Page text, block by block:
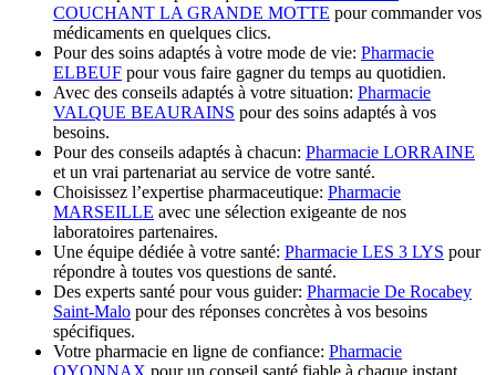
COUCHANT LA GRANDE MOTTE pour commander vos
médicaments en quelques clics.
Pour des soins adaptés à votre mode de vie: Pharmacie
ELBEUF pour vous faire gagner du temps au quotidien.
Avec des conseils adaptés à votre situation: Pharmacie
VALQUE BEAURAINS pour des soins adaptés à vos
besoins.
Pour des conseils adaptés à chacun: Pharmacie LORRAINE
et un vrai partenariat au service de votre santé.
Choisissez l’expertise pharmaceutique: Pharmacie
MARSEILLE avec une sélection exigeante de nos
laboratoires partenaires.
Une équipe dédiée à votre santé: Pharmacie LES 3 LYS pour
répondre à toutes vos questions de santé.
Des experts santé pour vous guider: Pharmacie De Rocabey
Saint-Malo pour des réponses concrètes à vos besoins
spécifiques.
Votre pharmacie en ligne de confiance: Pharmacie